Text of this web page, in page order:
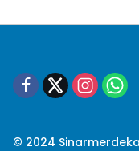
© 2024